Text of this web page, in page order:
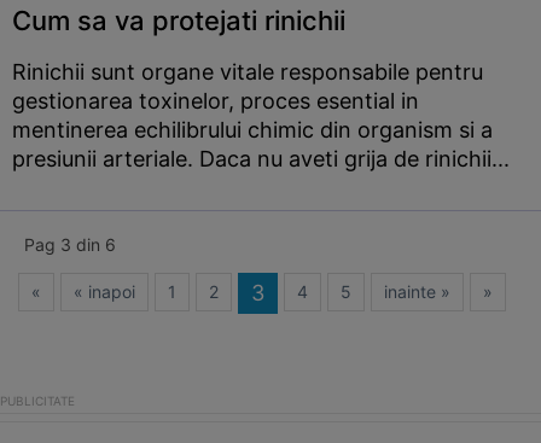
Cum sa va protejati rinichii
Rinichii sunt organe vitale responsabile pentru
gestionarea toxinelor, proces esential in
mentinerea echilibrului chimic din organism si a
presiunii arteriale. Daca nu aveti grija de rinichii...
Pag 3 din 6
« « inapoi 1 2 3 4 5 inainte » »